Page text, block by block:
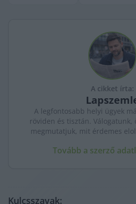
A cikket írta:
A legfontosabb helyi ügyek
röviden és tisztán. Válogatunk,
megmutatjuk, mit érdemes
Tovább a szerző
Kulcsszavak: